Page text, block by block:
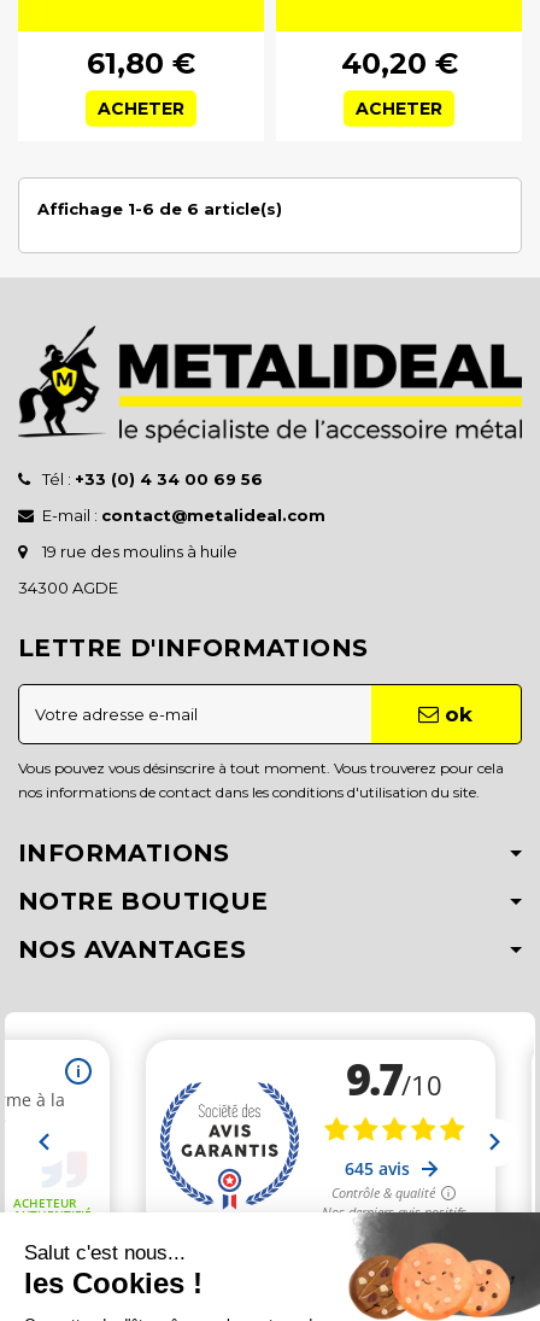
61,80 €
ACHETER
40,20 €
ACHETER
Affichage 1-6 de 6 article(s)
Tél : +33 (0) 4 34 00 69 56
E-mail : contact@metalideal.com
19 rue des moulins à huile
34300 AGDE
LETTRE D'INFORMATIONS
ok
Vous pouvez vous désinscrire à tout moment. Vous trouverez pour cela
nos informations de contact dans les conditions d'utilisation du site.
INFORMATIONS
NOTRE BOUTIQUE
NOS AVANTAGES
Marchand approuvé par la Société des Avis Garantis, cliquez ici
Salut c'est nous...
les Cookies !